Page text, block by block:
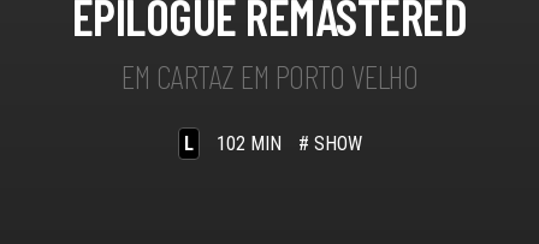
EPILOGUE REMASTERED
EM CARTAZ EM PORTO VELHO
L 102 MIN # SHOW